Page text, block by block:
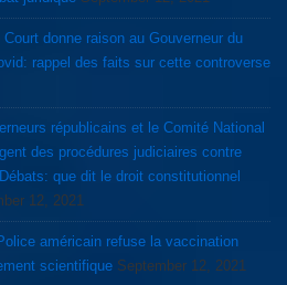
donne raison au Gouverneur du
rappel des faits sur cette controverse
républicains et le Comité National
des procédures judiciaires contre
que dit le droit constitutionnel
12, 2021
américain refuse la vaccination
scientifique September 12, 2021